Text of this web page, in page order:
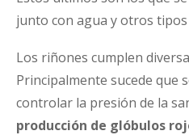
junto con agua y otros tipos
Los riñones cumplen
Principalmente sucede que
controlar la presión de la
producción de glóbulos